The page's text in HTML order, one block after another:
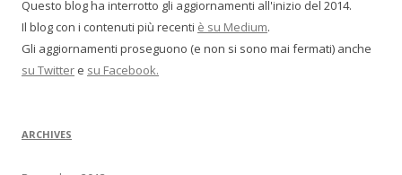
n
v
a
Questo blog ha interrotto gli aggiornamenti all'inizio del 2014.
Il blog con i contenuti più recenti è su Medium.
Gli aggiornamenti proseguono (e non si sono mai fermati) anche
su Twitter e su Facebook.
ARCHIVES